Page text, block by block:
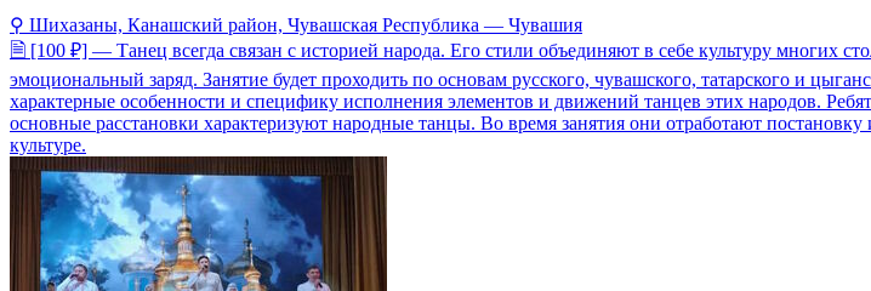
⚲ Шихазаны, Канашский район, Чувашская Республика — Чувашия
🗎 [100 ₽] — Танец всегда связан с историей народа. Его стили объединяют в себе культуру многих
эмоциональный заряд. Занятие будет проходить по основам русского, чувашского, татарского и
характерные особенности и специфику исполнения элементов и движений танцев этих народов.
основные расстановки характеризуют народные танцы. Во время занятия они отработают
культуре.